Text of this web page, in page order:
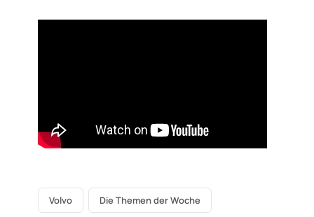
Volvo Die Themen der Woche